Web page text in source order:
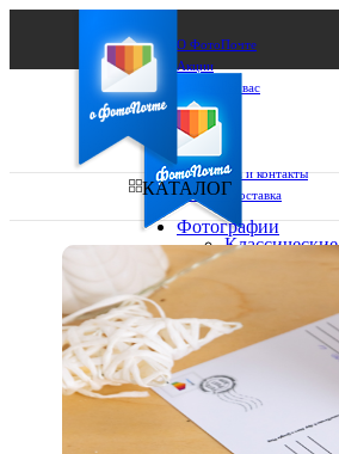
О ФотоПочте
Акции
Сделаем за вас
Бизнесу
FAQ
Франшиза
Поддержка и контакты
Оплата и доставка
Ваш город:
Ваш регион доставки
Выберите из списка:
КАТАЛОГ
Фотографии
Классические
13х18
30х30